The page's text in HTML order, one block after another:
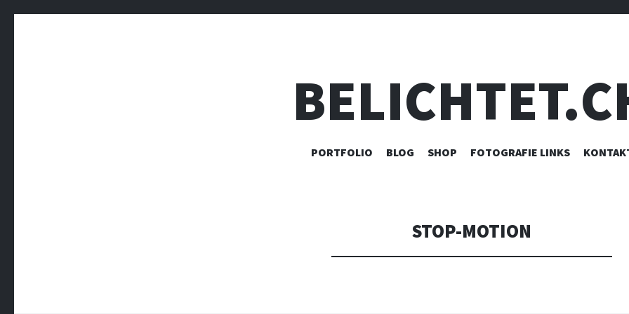
ZUM
PORTFOLIO BLOG SHOP FOTOGRAFIE LINKS
STOP-MOTION